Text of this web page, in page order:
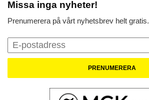
Missa inga nyheter!
Prenumerera på vårt nyhetsbrev helt gratis.